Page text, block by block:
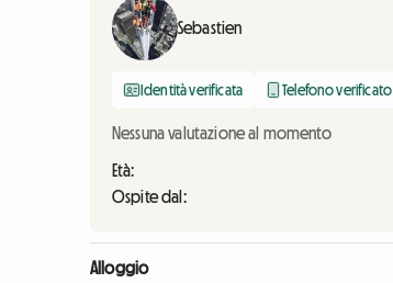
Sebastien
Identità verificata Telefono verificato
Nessuna valutazione al momento
Età:
Ospite dal:
Alloggio